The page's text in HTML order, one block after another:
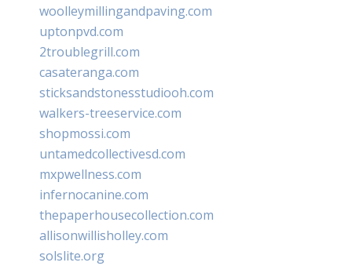
woolleymillingandpaving.com
uptonpvd.com
2troublegrill.com
casateranga.com
sticksandstonesstudiooh.com
walkers-treeservice.com
shopmossi.com
untamedcollectivesd.com
mxpwellness.com
infernocanine.com
thepaperhousecollection.com
allisonwillisholley.com
solslite.org